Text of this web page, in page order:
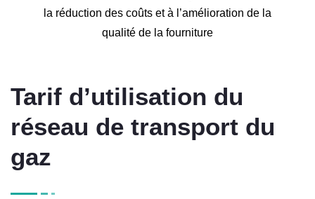
la réduction des coûts et à l’amélioration de la
qualité de la fourniture
Tarif d’utilisation du
réseau de transport du
gaz